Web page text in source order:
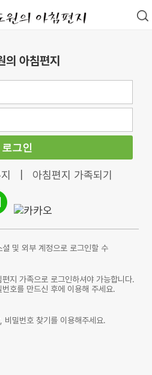
의 아침편지
로그인
아침편지 가족되기
및 외부 계정으로 로그인할 수
지 가족으로 로그인하셔야 가능합니다.
호를 만드신 후에 이용해 주세요.
비밀번호 찾기를 이용해주세요.